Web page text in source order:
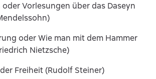
Vorlesungen über das Daseyn
oder Wie man mit dem Hammer
Nietzsche)
Freiheit (Rudolf Steiner)